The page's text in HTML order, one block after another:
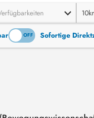
OFF Sofortige